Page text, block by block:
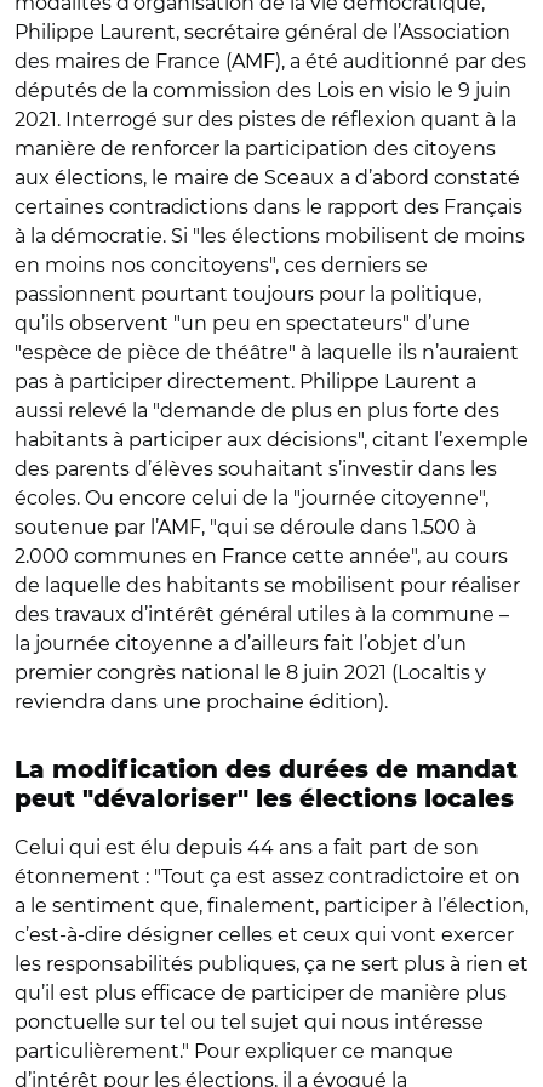
Philippe Laurent, secrétaire général de l’Association
des maires de France (AMF), a été auditionné par des
députés de la commission des Lois en visio le 9 juin
2021. Interrogé sur des pistes de réflexion quant à la
manière de renforcer la participation des citoyens
aux élections, le maire de Sceaux a d’abord constaté
certaines contradictions dans le rapport des Français
à la démocratie. Si "les élections mobilisent de moins
en moins nos concitoyens", ces derniers se
passionnent pourtant toujours pour la politique,
qu’ils observent "un peu en spectateurs" d’une
"espèce de pièce de théâtre" à laquelle ils n’auraient
pas à participer directement. Philippe Laurent a
aussi relevé la "demande de plus en plus forte des
habitants à participer aux décisions", citant l’exemple
des parents d’élèves souhaitant s’investir dans les
écoles. Ou encore celui de la "journée citoyenne",
soutenue par l’AMF, "qui se déroule dans 1.500 à
2.000 communes en France cette année", au cours
de laquelle des habitants se mobilisent pour réaliser
des travaux d’intérêt général utiles à la commune –
la journée citoyenne a d’ailleurs fait l’objet d’un
premier congrès national le 8 juin 2021 (Localtis y
reviendra dans une prochaine édition).
La modification des durées de mandat
peut "dévaloriser" les élections locales
Celui qui est élu depuis 44 ans a fait part de son
étonnement : "Tout ça est assez contradictoire et on
a le sentiment que, finalement, participer à l’élection,
c’est-à-dire désigner celles et ceux qui vont exercer
les responsabilités publiques, ça ne sert plus à rien et
qu’il est plus efficace de participer de manière plus
ponctuelle sur tel ou tel sujet qui nous intéresse
particulièrement." Pour expliquer ce manque
d’intérêt pour les élections, il a évoqué la